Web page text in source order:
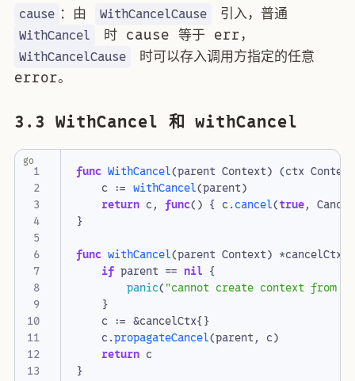
cause ：由 WithCancelCause 引入，普通
WithCancel 时 cause 等于 err，
WithCancelCause
时可以存入调用方指定的任意
error。
3.3 WithCancel 和 withCancel
1
2
4
5
6
7
8
9
10
11
12
func WithCancel(parent Context) (ctx Context
c := withCancel(parent)
return c, func() { c.cancel(true,
}
func withCancel(parent Context) *cancelCtx
if parent == nil {
panic("cannot create context from
}
c := &cancelCtx{}
c.propagateCancel(parent, c)
return c
}
go